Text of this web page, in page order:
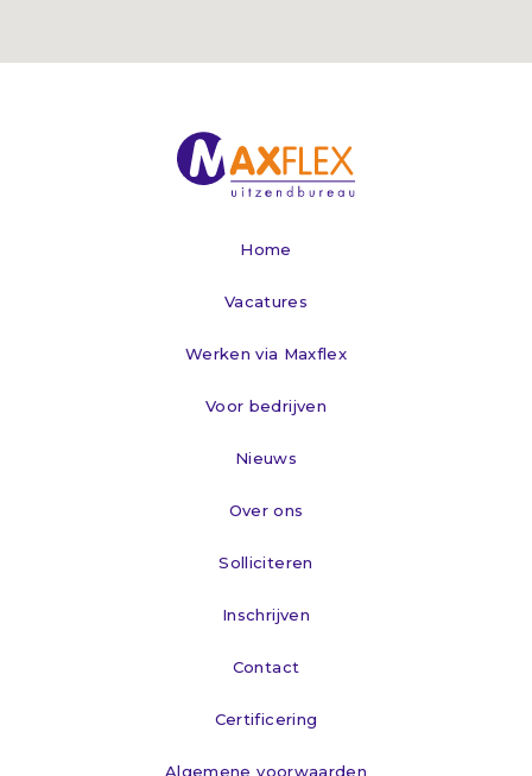
Home
Vacatures
Werken via Maxflex
Voor bedrijven
Nieuws
Over ons
Solliciteren
Inschrijven
Contact
Certificering
Algemene voorwaarden